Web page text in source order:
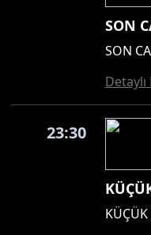
SON
SON
Detaylı
23:30
KÜÇÜK